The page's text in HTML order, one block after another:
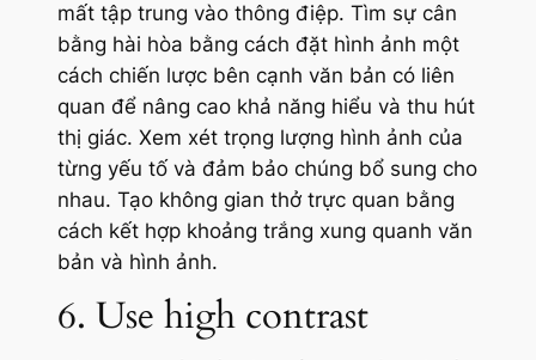
mất tập trung vào thông điệp. Tìm sự cân
bằng hài hòa bằng cách đặt hình ảnh một
cách chiến lược bên cạnh văn bản có liên
quan để nâng cao khả năng hiểu và thu hút
thị giác. Xem xét trọng lượng hình ảnh của
từng yếu tố và đảm bảo chúng bổ sung cho
nhau. Tạo không gian thở trực quan bằng
cách kết hợp khoảng trắng xung quanh văn
bản và hình ảnh.
6. Use high contrast